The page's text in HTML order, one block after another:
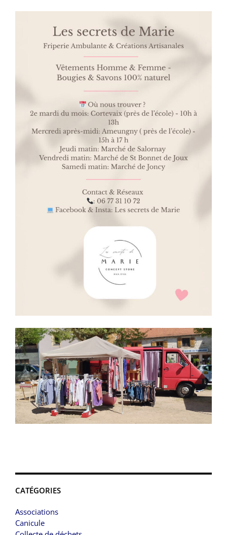
CATÉGORIES
Associations
Canicule